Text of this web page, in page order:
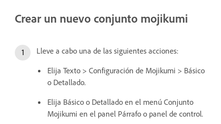
Crear un nuevo conjunto mojikumi
Lleve a cabo una de las siguientes acciones:
Elija Texto > Configuración de Mojikumi > Básico
o Detallado.
Elija Básico o Detallado en el menú Conjunto
Mojikumi en el panel Párrafo o panel de control.